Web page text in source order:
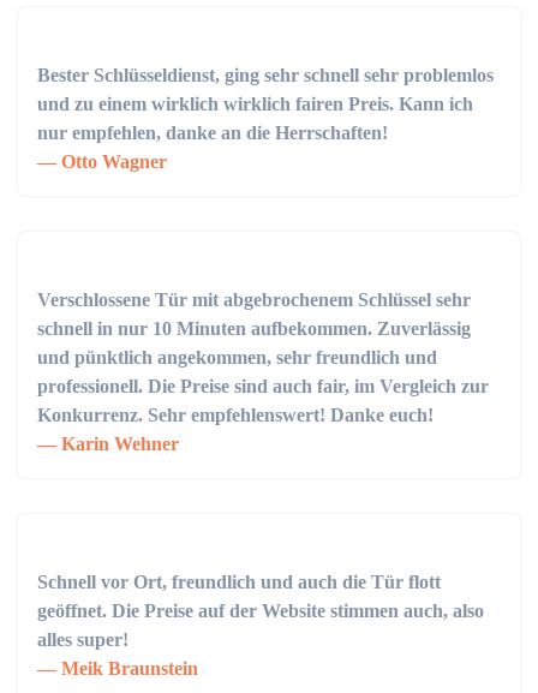
Bester Schlüsseldienst, ging sehr schnell sehr problemlos
und zu einem wirklich wirklich fairen Preis. Kann ich
nur empfehlen, danke an die Herrschaften!
Otto Wagner
Verschlossene Tür mit abgebrochenem Schlüssel sehr
schnell in nur 10 Minuten aufbekommen. Zuverlässig
und pünktlich angekommen, sehr freundlich und
professionell. Die Preise sind auch fair, im Vergleich zur
Konkurrenz. Sehr empfehlenswert! Danke euch!
Karin Wehner
Schnell vor Ort, freundlich und auch die Tür flott
geöffnet. Die Preise auf der Website stimmen auch, also
alles super!
Meik Braunstein